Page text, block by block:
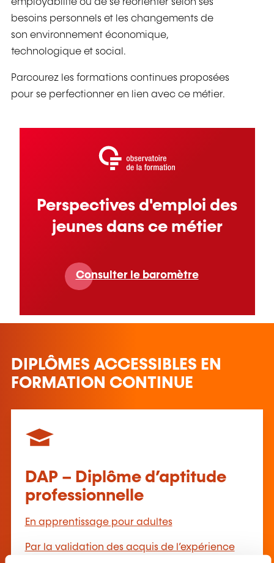
employabilité ou de se réorienter selon ses
besoins personnels et les changements de
son environnement économique,
technologique et social.
Parcourez les formations continues proposées
pour se perfectionner en lien avec ce métier.
Perspectives d'emploi des
jeunes dans ce métier
Consulter le baromètre
DIPLÔMES ACCESSIBLES EN
FORMATION CONTINUE
DAP – Diplôme d’aptitude
professionnelle
En apprentissage pour adultes
Par la validation des acquis de l’expérience